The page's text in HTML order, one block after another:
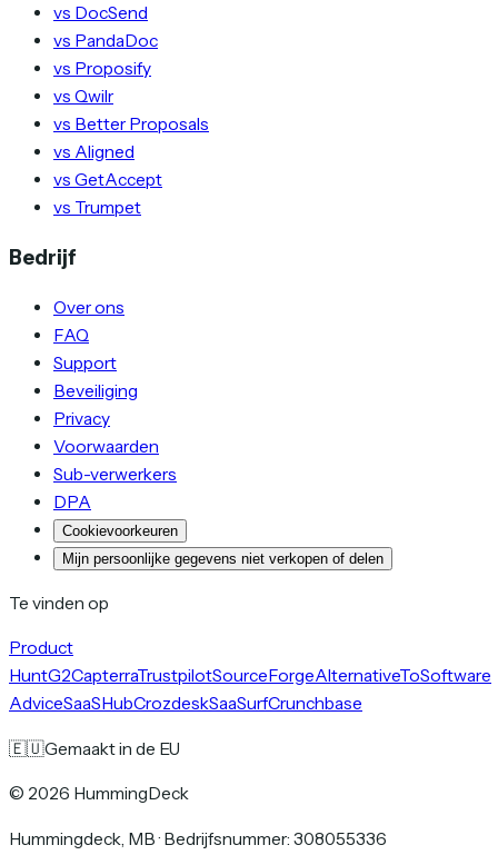
vs DocSend
vs PandaDoc
vs Proposify
vs Qwilr
vs Better Proposals
vs Aligned
vs GetAccept
vs Trumpet
Bedrijf
Over ons
FAQ
Support
Beveiliging
Privacy
Voorwaarden
Sub-verwerkers
DPA
Cookievoorkeuren
Mijn persoonlijke gegevens niet verkopen of delen
Te vinden op
Product
HuntG2CapterraTrustpilotSourceForgeAlternativeToSoftware
AdviceSaaSHubCrozdeskSaaSurfCrunchbase
🇪🇺Gemaakt in de EU
© 2026 HummingDeck
Hummingdeck, MB · Bedrijfsnummer: 308055336